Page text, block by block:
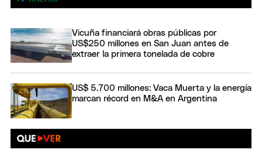
Vicuña financiará obras públicas por
US$250 millones en San Juan antes de
extraer la primera tonelada de cobre
US$ 5.700 millones: Vaca Muerta y la energía
marcan récord en M&A en Argentina